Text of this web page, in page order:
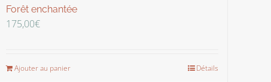
Forêt enchantée
175,00€
Ajouter au panier Détails